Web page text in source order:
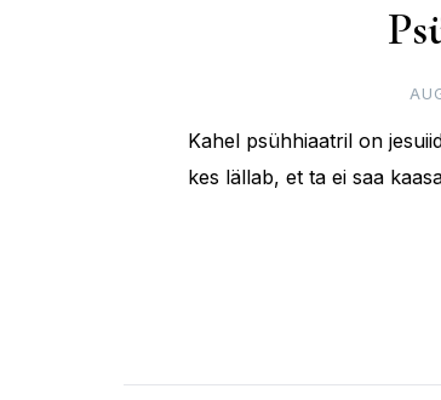
Kahel psühhiaatril on
kes lällab, et ta ei saa